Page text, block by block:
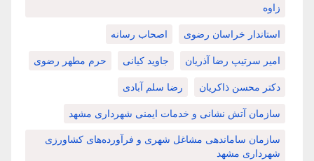
زاوه
استاندار خراسان رضوی اصحاب رسانه
امیر سرتیپ رضا آذریان جاوید کیانی حرم مطهر رضوی
دکتر محسن ذاکریان رضا سلم آبادی
سازمان آتش نشانی و خدمات ایمنی شهرداری مشهد
سازمان ساماندهی مشاغل شهری و فرآورده‌های کشاورزی
شهرداری مشهد